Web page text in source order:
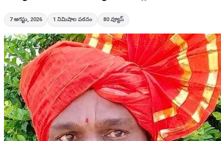
7 ఆగస్టు, 2026 1 నిమిషాల పఠనం 80 వ్యూస్